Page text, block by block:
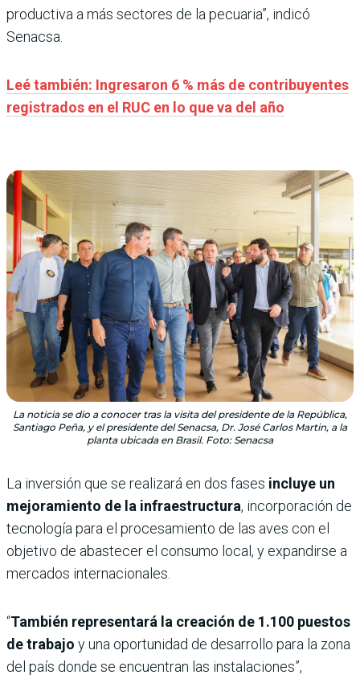
productiva a más sectores de la pecuaria”, indicó
Senacsa.
Leé también: Ingresaron 6 % más de contribuyentes
registrados en el RUC en lo que va del año
La noticia se dio a conocer tras la visita del presidente de la República,
Santiago Peña, y el presidente del Senacsa, Dr. José Carlos Martin, a la
planta ubicada en Brasil. Foto: Senacsa
La inversión que se realizará en dos fases incluye un
mejoramiento de la infraestructura, incorporación de
tecnología para el procesamiento de las aves con el
objetivo de abastecer el consumo local, y expandirse a
mercados internacionales.
“También representará la creación de 1.100 puestos
de trabajo y una oportunidad de desarrollo para la zona
del país donde se encuentran las instalaciones”,